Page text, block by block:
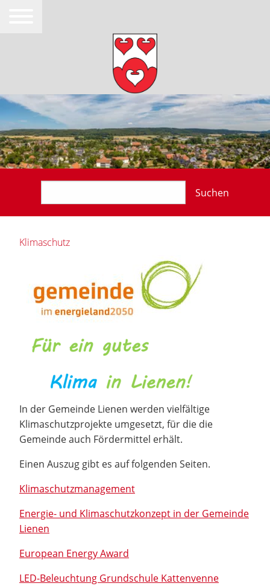
Suchen
Klimaschutz
In der Gemeinde Lienen werden vielfältige
Klimaschutzprojekte umgesetzt, für die die
Gemeinde auch Fördermittel erhält.
Einen Auszug gibt es auf folgenden Seiten.
Klimaschutzmanagement
Energie- und Klimaschutzkonzept in der Gemeinde
Lienen
European Energy Award
LED-Beleuchtung Grundschule Kattenvenne